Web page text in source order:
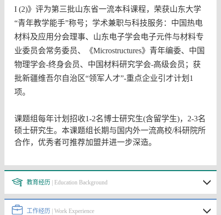
I (2)》评为第三批山东省一流本科课程，荣获山东大学
“青年教学能手”称号；学术兼职与科技服务：中国热电
材料及应用分会理事、山东电子学会电子元件与材料专
业委员会常务委员、《Microstructures》青年编委、中国
物理学会-终身会员、中国材料研究学会-高级会员；获
批新疆维吾尔自治区“领军人才”-重点企业引才计划 1
项。
课题组每年计划招收1-2名博士研究生(含留学生)， 2-3名
硕士研究生。本课题组长期与国内外一流高校/科研院所
合作，优秀者可推荐加盟并进一步深造。
教育经历 | Education Background
工作经历 | Work Experience